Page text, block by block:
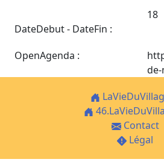
DateDebut - DateFin :
18
OpenAgenda :
Contact
Légal